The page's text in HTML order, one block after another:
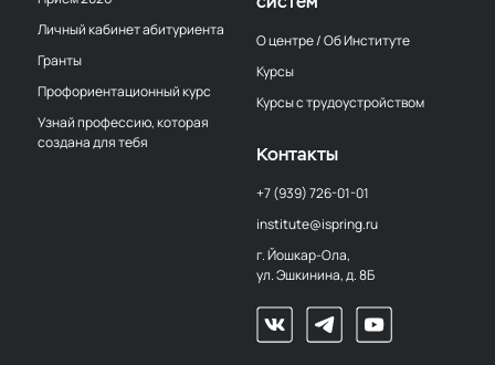
Личный кабинет абитуриента
Гранты
Профориентационный курс
Узнай профессию, которая
создана для тебя
О центре / Об Институте
Курсы
Курсы с трудоустройством
Контакты
+7 (939) 726-01-01
institute@ispring.ru
г. Йошкар-Ола,
ул. Эшкинина, д. 8Б